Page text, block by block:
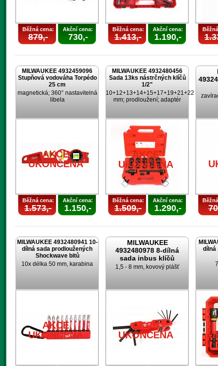
Běžná cena:
879,-
Akční cena:
730,-
Běžná cena:
1.413,-
Akční cena:
1.190,-
MILWAUKEE 4932459096
Stupňová vodováha Torpédo
25 cm
magnetická; 360° nastavitelná
libela
AKCE
UKONČENA
Běžná cena:
1.573,-
Akční cena:
1.150,-
MILWAUKEE 4932480456
Sada 13ks nástrčných klíčů
1/2"
10+12+13+14+15+17+19+21+22+24
mm; prodloužení; adaptér
AKCE
UKONČENA
Běžná cena:
1.509,-
Akční cena:
1.290,-
MILWAUKEE 4932480941 10-
dílná sada prodloužených
Shockwave bitů
10x délka 50 mm, karabina
AKCE
UKONČENA
MILWAUKEE
4932480978 8-dílná
sada inbus klíčů
1,5 - 8 mm, kovový plášť
AKCE
UKONČENA
dílná